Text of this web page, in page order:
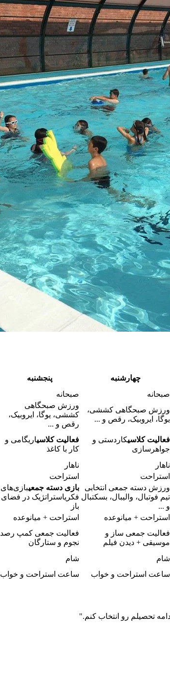
چهارشنبه پنجشنبه
صبحانه صبحانه
ورزش صبحگاهی کششی،
یوگا، ایروبیک، رقص و ...
ورزش صبحگاهی
کششی، یوگا، ایروبیک،
رقص و ...
فعالیت کلاسیکاردستی و
جواهرسازی
فعالیت کلاسیاریگامی و
کار با کاغذ
ناهار ناهار
استراحت استراحت
ورزش دسته جمعی انتخابی
تیم فوتبال، والیبال، بسکتبال
و ...
بازی دسته جمعیبازی‌های
فکریاستراتژیک در فضای
باز
استراحت + میانوعده استراحت + میانوعده
فعالیت جمعی ساز و
موسیقی + دیدن فیلم
فعالیت جمعی کمپ رصد
نجوم و ستارگان
شام شام
ساعت استراحت و خواب ساعت استراحت و خواب
تحصیلم رو انتخاب کنم."